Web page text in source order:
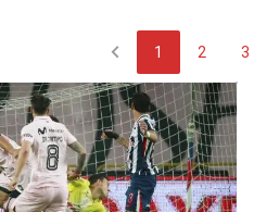
chevron_left 1 2 3